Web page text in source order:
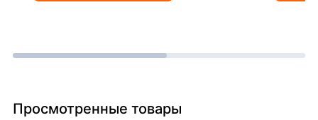
Просмотренные товары